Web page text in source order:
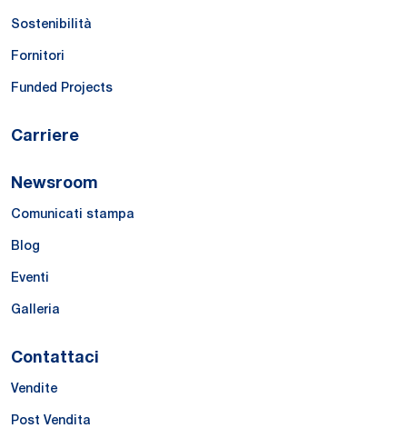
Sostenibilità
Fornitori
Funded Projects
Carriere
Newsroom
Comunicati stampa
Blog
Eventi
Galleria
Contattaci
Vendite
Post Vendita